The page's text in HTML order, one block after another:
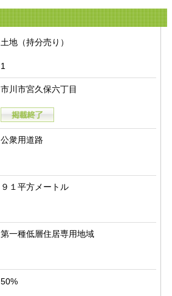
土地（持分売り）
1
市川市宮久保六丁目
公衆用道路
９１平方メートル
第一種低層住居専用地域
50%